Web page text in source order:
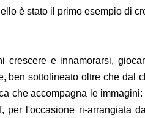
è stato il primo esempio di
e innamorarsi,
ben sottolineato oltre che dal
che accompagna le immagini:
per l'occasione ri-arrangiata